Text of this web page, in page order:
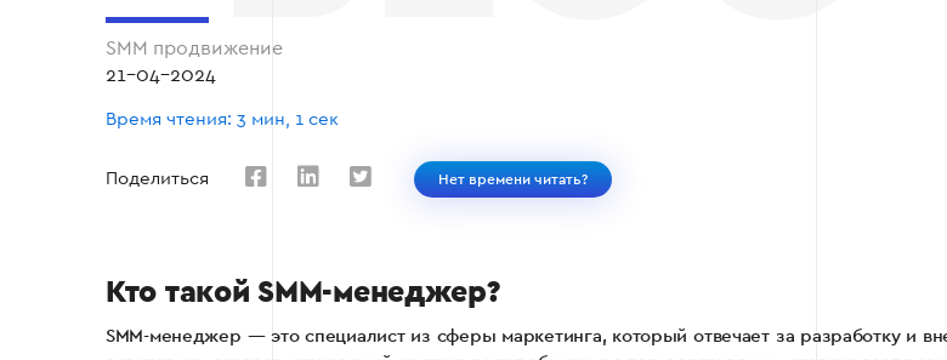
SMM продвижение
21-04-2024
Время чтения: 3 мин, 1 сек
Поделиться Нет времени читать?
Кто такой SMM-менеджер?
SMM-менеджер — это специалист из сферы маркетинга, который отвечает за разработку и